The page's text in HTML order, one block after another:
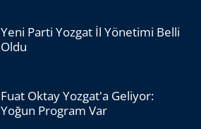
Yeni Parti Yozgat İl Yönetimi Belli
Oldu
Fuat Oktay Yozgat'a Geliyor:
Yoğun Program Var